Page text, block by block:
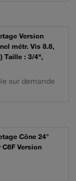
Version
métr. Vis 8.8,
Taille : 3/4",
sur demande
Cône 24°
Version